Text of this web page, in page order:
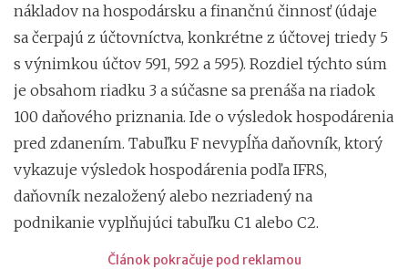
nákladov na hospodársku a finančnú činnosť (údaje
sa čerpajú z účtovníctva, konkrétne z účtovej triedy 5
s výnimkou účtov 591, 592 a 595). Rozdiel týchto súm
je obsahom riadku 3 a súčasne sa prenáša na riadok
100 daňového priznania. Ide o výsledok hospodárenia
pred zdanením. Tabuľku F nevypĺňa daňovník, ktorý
vykazuje výsledok hospodárenia podľa IFRS,
daňovník nezaložený alebo nezriadený na
podnikanie vyplňujúci tabuľku C1 alebo C2.
Článok pokračuje pod reklamou